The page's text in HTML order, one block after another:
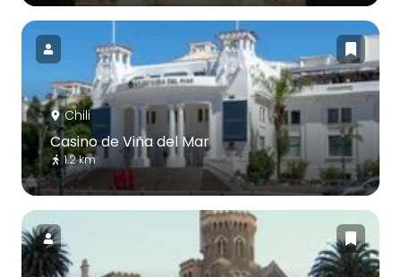
Chili
Casino de Viña del Mar
1.2 km